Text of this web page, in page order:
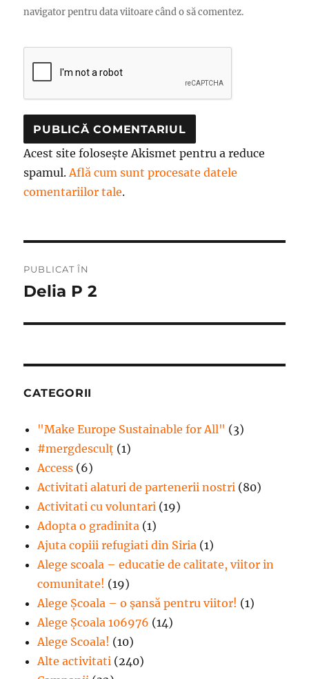
navigator pentru data viitoare când o să comentez.
Acest site folosește Akismet pentru a reduce
spamul.Află cum sunt procesate datele
comentariilor tale.
în
PUBLICAT ÎN
Delia P 2
CATEGORII
"Make Europe Sustainable for All" (3)
#mergdesculţ (1)
Access (6)
Activitati alaturi de partenerii nostri (80)
Activitati cu voluntari (19)
Adopta o gradinita (1)
Ajuta copiii refugiati din Siria (1)
Alege scoala – educatie de calitate, viitor in
comunitate! (19)
Alege Şcoala – o şansă pentru viitor! (1)
Alege Școala 106976 (14)
Alege Scoala! (10)
Alte activitati (240)